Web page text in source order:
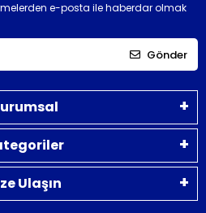
e-posta ile haberdar olmak
Gönder
Ulaşın